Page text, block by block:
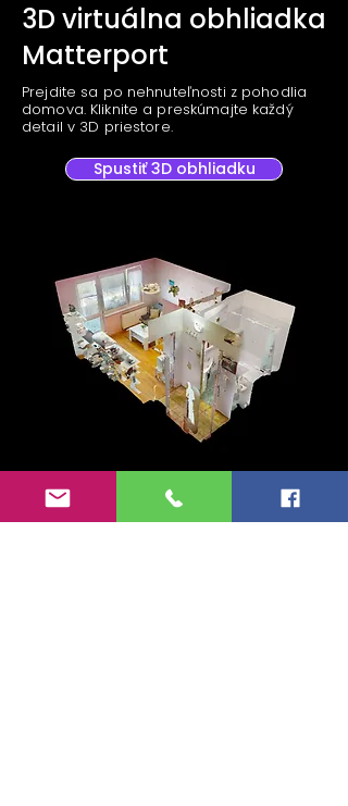
3D virtuálna obhliadka
Matterport
Prejdite sa po nehnuteľnosti z pohodlia
domova. Kliknite a preskúmajte každý
detail v 3D priestore.
Spustiť 3D obhliadku